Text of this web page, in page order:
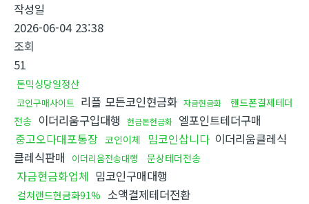
작성일
2026-06-04 23:38
조회
51
돈믹싱당일정산
코인구매사이트 리플 모든코인현금화 자금현금화
핸드폰결제테더
전송 이더리움구입대행 현금돈현금화 엘포인트테더구매
중고오다대포통장 코인이체 밈코인삽니다 이더리움클레식
클레식판매
이더리움전송대행 문상테더전송
자금현금화업체 밈코인구매대행
컬쳐랜드현금화91% 소액결제테더전환